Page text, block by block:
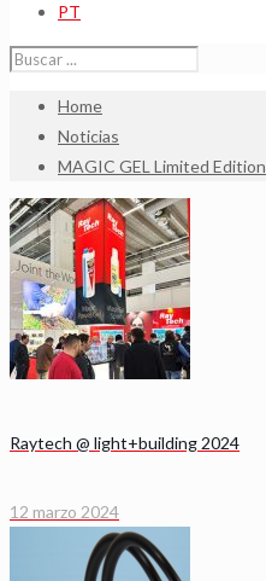
PT
Home
Noticias
MAGIC GEL Limited Edition
Raytech @ light+building 2024
12 marzo 2024